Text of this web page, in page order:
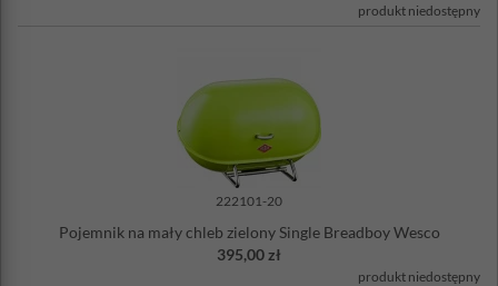
produkt niedostępny
222101-20
Pojemnik na mały chleb zielony Single Breadboy Wesco
395,00 zł
produkt niedostępny